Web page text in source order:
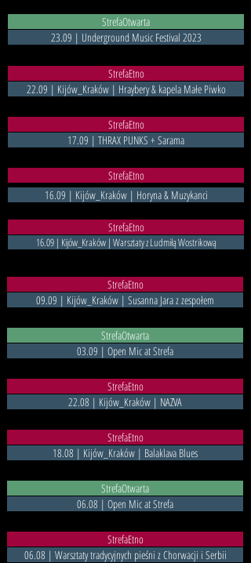
StrefaOtwarta
23.09 | Underground Music Festival 2023
StrefaEtno
22.09 | Kijów_Kraków | Hraybery & kapela Małe Piwko
StrefaEtno
17.09 | THRAX PUNKS + Sarama
StrefaEtno
16.09 | Kijów_Kraków | Horyna & Muzykanci
StrefaEtno
16.09 | Kijów_Kraków | Warsztaty z Ludmiłą Wostrikową
StrefaEtno
09.09 | Kijów_Kraków | Susanna Jara z zespołem
StrefaOtwarta
03.09 | Open Mic at Strefa
StrefaEtno
22.08 | Kijów_Kraków | NAZVA
StrefaEtno
18.08 | Kijów_Kraków | Balaklava Blues
StrefaOtwarta
06.08 | Open Mic at Strefa
StrefaEtno
06.08 | Warsztaty tradycyjnych pieśni z Chorwacji i Serbii